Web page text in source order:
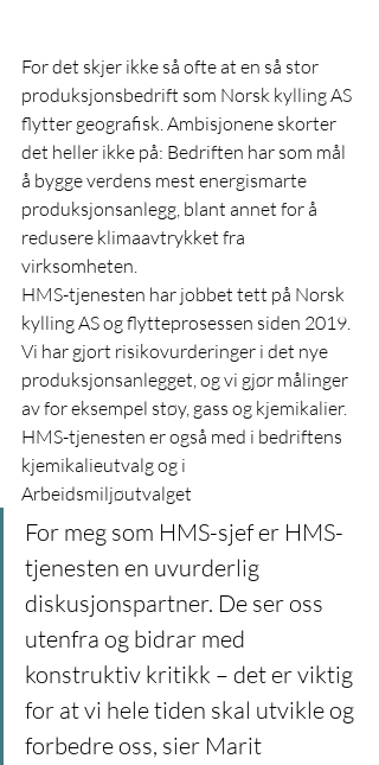
For det skjer ikke så ofte at en så stor
produksjonsbedrift som Norsk kylling AS
flytter geografisk. Ambisjonene skorter
det heller ikke på: Bedriften har som mål
å bygge verdens mest energismarte
produksjonsanlegg, blant annet for å
redusere klimaavtrykket fra
virksomheten.
HMS-tjenesten har jobbet tett på Norsk
kylling AS og flytteprosessen siden 2019.
Vi har gjort risikovurderinger i det nye
produksjonsanlegget, og vi gjør målinger
av for eksempel støy, gass og kjemikalier.
HMS-tjenesten er også med i bedriftens
kjemikalieutvalg og i
Arbeidsmiljøutvalget
For meg som HMS-sjef er HMS-
tjenesten en uvurderlig
diskusjonspartner. De ser oss
utenfra og bidrar med
konstruktiv kritikk – det er viktig
for at vi hele tiden skal utvikle og
forbedre oss, sier Marit